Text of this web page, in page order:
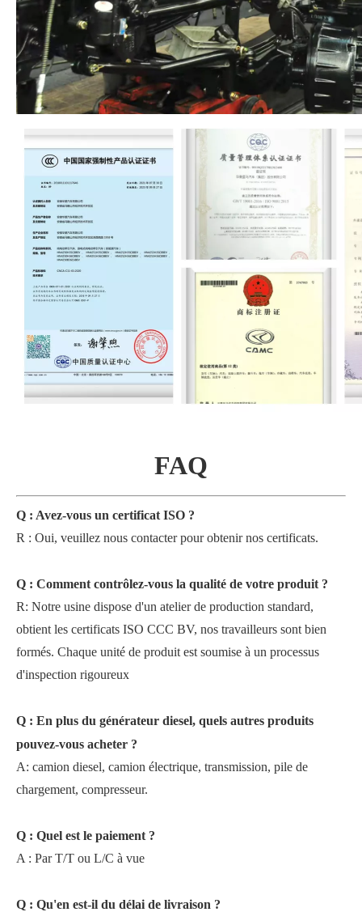
FAQ
Q : Avez-vous un certificat ISO ?
R : Oui, veuillez nous contacter pour obtenir nos certificats.
Q : Comment contrôlez-vous la qualité de votre produit ?
R: Notre usine dispose d'un atelier de production standard,
obtient les certificats ISO CCC BV, nos travailleurs sont bien
formés. Chaque unité de produit est soumise à un processus
d'inspection rigoureux
Q : En plus du générateur diesel, quels autres produits
pouvez-vous acheter ?
A: camion diesel, camion électrique, transmission, pile de
chargement, compresseur.
Q : Quel est le paiement ?
A : Par T/T ou L/C à vue
Q : Qu'en est-il du délai de livraison ?